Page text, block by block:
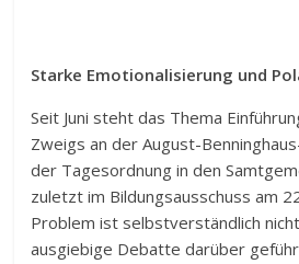
Starke Emotionalisierung und
Seit Juni steht das Thema
Zweigs an der August-
der Tagesordnung in den
zuletzt im Bildungsausschuss am
Problem ist selbstverständlich
ausgiebige Debatte darüber